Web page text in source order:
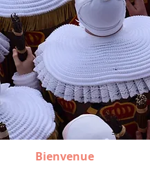
Bienvenue